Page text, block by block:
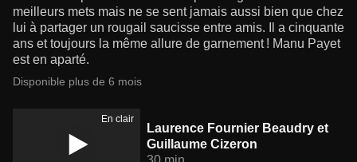
meilleurs mets mais ne se sent jamais aussi bien que chez
lui à partager un rougail saucisse entre amis. Il a cinquante
ans et toujours la même allure de garnement ! Manu Payet
est en aparté.
Disponible plus de 6 mois
En clair
Laurence Fournier Beaudry et
Guillaume Cizeron